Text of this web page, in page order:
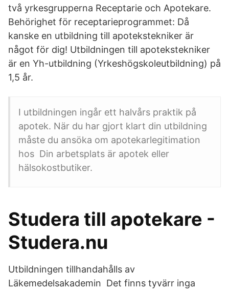
två yrkesgrupperna Receptarie och Apotekare.
Behörighet för receptarieprogrammet: Då
kanske en utbildning till apotekstekniker är
något för dig! Utbildningen till apotekstekniker
är en Yh-utbildning (Yrkeshögskoleutbildning) på
1,5 år.
I utbildningen ingår ett halvårs praktik på
apotek. När du har gjort klart din utbildning
måste du ansöka om apotekarlegitimation
hos Din arbetsplats är apotek eller
hälsokostbutiker.
Studera till apotekare -
Studera.nu
Utbildningen tillhandahålls av
Läkemedelsakademin Det finns tyvärr inga